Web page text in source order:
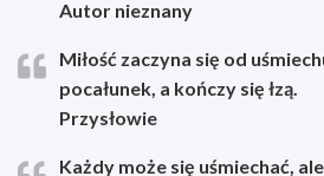
Autor nieznany
Miłość zaczyna się od
pocałunek, a kończy się łzą.
Przysłowie
Każdy może się uśmiechać,